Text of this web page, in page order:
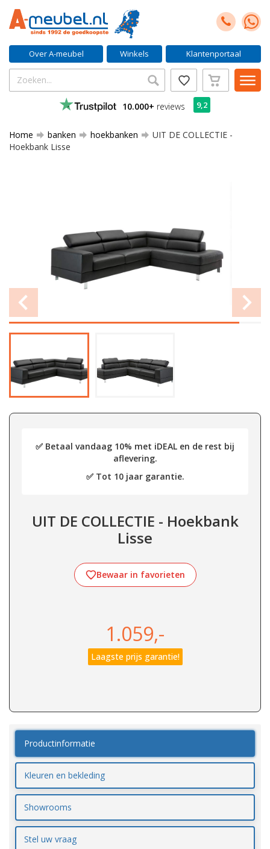
Over A-meubel Winkels Klantenportaal
10.000+ reviews 9,2
Home banken hoekbanken
UIT DE COLLECTIE -
Hoekbank Lisse
✅ Betaal vandaag 10% met iDEAL en de rest bij
aflevering.
✅ Tot 10 jaar garantie.
UIT DE COLLECTIE - Hoekbank
Lisse
Bewaar in favorieten
1.059,-
Laagste prijs garantie!
Productinformatie
Kleuren en bekleding
Showrooms
Stel uw vraag